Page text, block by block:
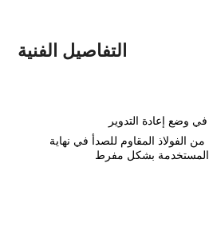
التفاصيل الفنية
وضع إعادة التدوير
الفولاذ المقاوم للصدأ في نهاية
المستخدمة بشكل مفرط